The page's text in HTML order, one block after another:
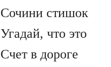
Сочини стишок
Угадай, что это
Счет в дороге